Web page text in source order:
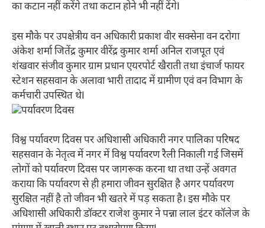
का कटान नहीं करेंगे तथा कटान होने भी नहीं देंगेI
इस मौके पर उपक्षेत्रीय वन अधिकारी प्रकाश वीर सक्सेना वन दरोगा
अंकेश शर्मा जितेंद्र कुमार वीरेंद्र कुमार शर्मा अनिल राजपूत एवं
शंखवार संजीव कुमार ग्राम प्रधान एयरपोर्ट खैराती तथा इंचार्ज फायर
स्टेशन सहसवान के अलावा भारी तादाद में ग्रामीण एवं वन विभाग के
कर्मचारी उपस्थित थेI
विश्व पर्यावरण दिवस पर अधिशासी अधिकारी नगर पालिका परिषद
सहसवान के नेतृत्व में नगर में विश्व पर्यावरण रैली निकाली गई जिसमें
लोगों को पर्यावरण दिवस पर जागरूक करना था तथा उन्हें अवगत
कराया कि पर्यावरण से ही हमारा जीवन सुरक्षित है अगर पर्यावरण
सुरक्षित नहीं है तो जीवन भी खतरे में पड़ सकता है। इस मौके पर
अधिशासी अधिकारी डॉक्टर राजेश कुमार ने पन्ना लाल इंटर कॉलेज के